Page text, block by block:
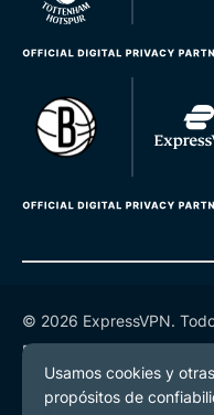
© 2026 ExpressVPN.
Política de Privacidad
Términos de Servicio